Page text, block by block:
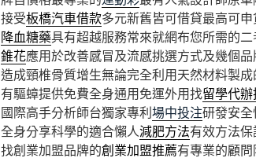
接受板橋汽車借款多元新舊皆可借貸最高可
降血糖藥具有超越服務常來就網布您所需的
錐花應用於改善感冒及流感挑選方式及幾個
造成頸椎骨質增生無論完全利用天然材料製成
有驅蟑提供免費全身通用免運外用找留學代
國際高手分析師台獨家專利場中投注研發安
全身分享科學的適合懶人減肥方法有效方法
找創業加盟品牌的創業加盟推薦有專業的顧